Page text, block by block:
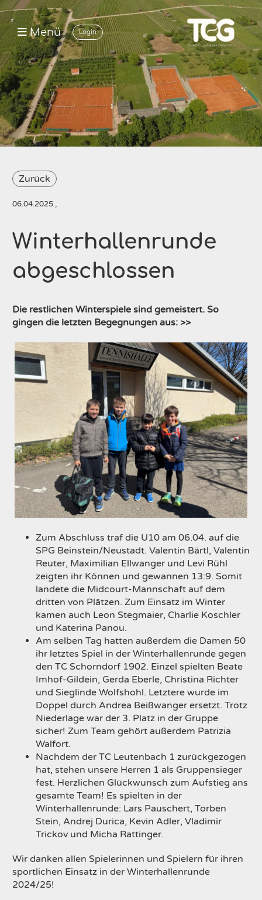
Login
Menü
Zurück
06.04.2025 ,
Winterhallenrunde
abgeschlossen
Die restlichen Winterspiele sind gemeistert. So
gingen die letzten Begegnungen aus: >>
Zum Abschluss traf die U10 am 06.04. auf die
SPG Beinstein/Neustadt. Valentin Bärtl, Valentin
Reuter, Maximilian Ellwanger und Levi Rühl
zeigten ihr Können und gewannen 13:9. Somit
landete die Midcourt-Mannschaft auf dem
dritten von Plätzen. Zum Einsatz im Winter
kamen auch Leon Stegmaier, Charlie Koschler
und Katerina Panou.
Am selben Tag hatten außerdem die Damen 50
ihr letztes Spiel in der Winterhallenrunde gegen
den TC Schorndorf 1902. Einzel spielten Beate
Imhof-Gildein, Gerda Eberle, Christina Richter
und Sieglinde Wolfshohl. Letztere wurde im
Doppel durch Andrea Beißwanger ersetzt. Trotz
Niederlage war der 3. Platz in der Gruppe
sicher! Zum Team gehört außerdem Patrizia
Walfort.
Nachdem der TC Leutenbach 1 zurückgezogen
hat, stehen unsere Herren 1 als Gruppensieger
fest. Herzlichen Glückwunsch zum Aufstieg ans
gesamte Team! Es spielten in der
Winterhallenrunde: Lars Pauschert, Torben
Stein, Andrej Durica, Kevin Adler, Vladimir
Trickov und Micha Rattinger.
Wir danken allen Spielerinnen und Spielern für ihren
sportlichen Einsatz in der Winterhallenrunde
2024/25!